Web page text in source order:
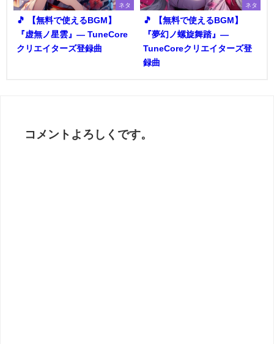
ネタ
🎵 【無料で使えるBGM】
『虚無ノ星雲』― TuneCore
クリエイターズ登録曲
ネタ
🎵 【無料で使えるBGM】
『夢幻ノ螺旋舞踏』―
TuneCoreクリエイターズ登
録曲
コメントよろしくです。